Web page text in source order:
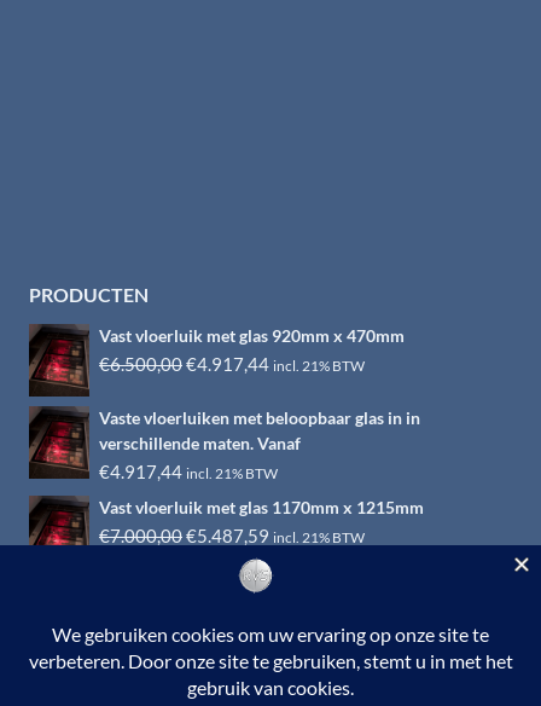
PRODUCTEN
Vast vloerluik met glas 920mm x 470mm
€6.500,00Oorspronkelijke
was:
€6.500,00.
€4.917,44Huidige
is:
€4.917,44.
incl. 21% BTW
Vaste vloerluiken met beloopbaar glas in in
verschillende maten. Vanaf
€4.917,44 incl. 21% BTW
Vast vloerluik met glas 1170mm x 1215mm
€7.000,00Oorspronkelijke
€5.487,59 Huidige
prijs
is:
incl. 21% BTW
© 2026 RVS-woonwinkel.nl is een onderdeel van HTI-RVS |